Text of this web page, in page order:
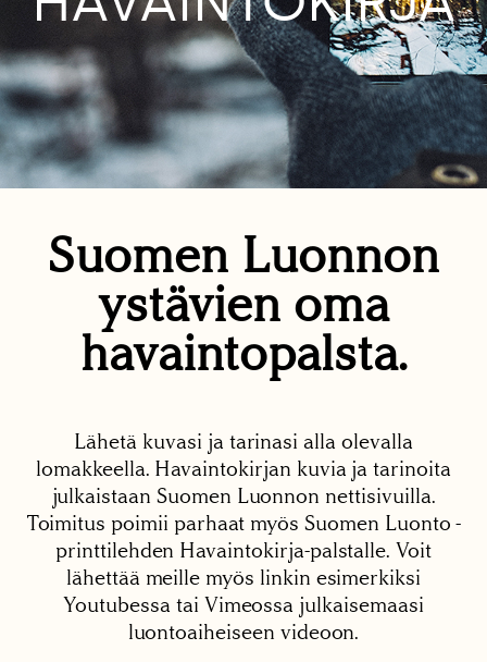
Suomen Luonnon
ystävien oma
havaintopalsta.
Lähetä kuvasi ja tarinasi alla olevalla
lomakkeella. Havaintokirjan kuvia ja tarinoita
julkaistaan Suomen Luonnon nettisivuilla.
Toimitus poimii parhaat myös Suomen Luonto -
printtilehden Havaintokirja-palstalle. Voit
lähettää meille myös linkin esimerkiksi
Youtubessa tai Vimeossa julkaisemaasi
luontoaiheiseen videoon.